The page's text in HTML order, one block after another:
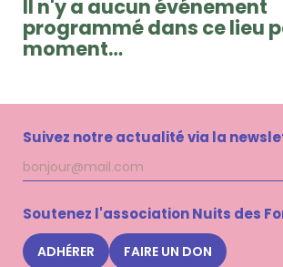
Il n'y a aucun événement
programmé dans ce lieu
moment…
Suivez notre actualité via la
Adresse
mail
Soutenez l'association Nuits des
ADHÉRER FAIRE UN DON